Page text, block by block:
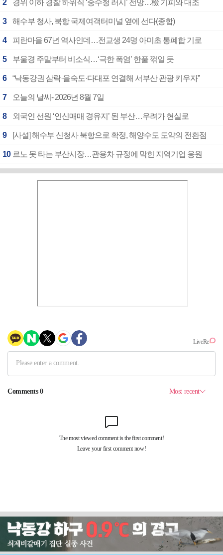
2 경위 이하 경찰 하위직 ‘중수청 러시’ 전망…檢 기피와 대조
3 해수부 청사, 북항 국제여객터미널 옆에 선다(종합)
4 피란마을 67년 역사인데…전교생 24명 아미초 통폐합 기로
5 부울경 주말부터 비소식…‘극한 폭염’ 한풀 꺾일 듯
6 “낙동강권 삼락·을숙도·다대포 연결해 서부산 관광 키우자”
7 오늘의 날씨- 2026년 8월 7일
8 외국인 선원 ‘인신매매 경유지’ 된 부산…우려가 현실로
9 [사설] 해수부 신청사 북항으로 확정, 해양수도 도약의 전환점
10 르노 못 타는 부산시장…관용차 규정에 막힌 지역기업 응원